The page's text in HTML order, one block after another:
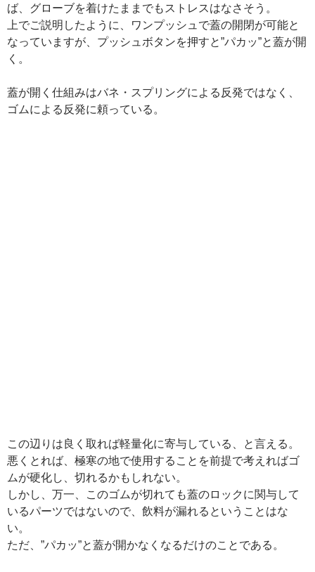
ば、グローブを着けたままでもストレスはなさそう。
上でご説明したように、ワンプッシュで蓋の開閉が可能と
なっていますが、プッシュボタンを押すと”パカッ”と蓋が開
く。
蓋が開く仕組みはバネ・スプリングによる反発ではなく、
ゴムによる反発に頼っている。
この辺りは良く取れば軽量化に寄与している、と言える。
悪くとれば、極寒の地で使用することを前提で考えればゴ
ムが硬化し、切れるかもしれない。
しかし、万一、このゴムが切れても蓋のロックに関与して
いるパーツではないので、飲料が漏れるということはな
い。
ただ、”パカッ”と蓋が開かなくなるだけのことである。